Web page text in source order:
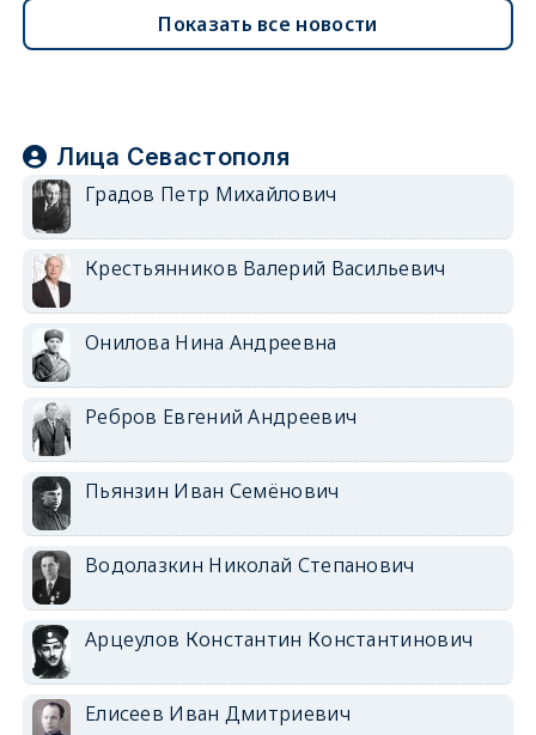
Показать все новости
Лица Севастополя
Градов Петр Михайлович
Крестьянников Валерий Васильевич
Онилова Нина Андреевна
Ребров Евгений Андреевич
Пьянзин Иван Семёнович
Водолазкин Николай Степанович
Арцеулов Константин Константинович
Елисеев Иван Дмитриевич